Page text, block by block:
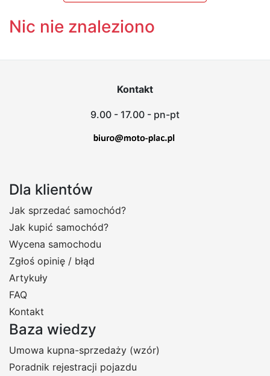
Nic nie znaleziono
Kontakt
9.00 - 17.00 - pn-pt
Dla klientów
Jak sprzedać samochód?
Jak kupić samochód?
Wycena samochodu
Zgłoś opinię / błąd
Artykuły
FAQ
Kontakt
Baza wiedzy
Umowa kupna-sprzedaży (wzór)
Poradnik rejestracji pojazdu